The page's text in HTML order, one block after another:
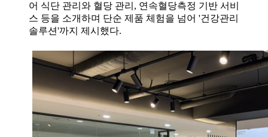
어 식단 관리와 혈당 관리, 연속혈당측정 기반 서비
스 등을 소개하며 단순 제품 체험을 넘어 '건강관리
솔루션'까지 제시했다.